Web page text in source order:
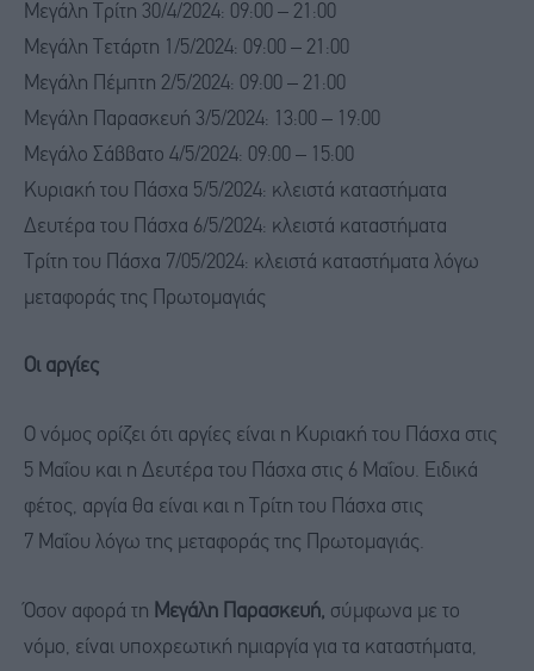
Μεγάλη Τρίτη 30/4/2024: 09:00 – 21:00
Μεγάλη Τετάρτη 1/5/2024: 09:00 – 21:00
Μεγάλη Πέμπτη 2/5/2024: 09:00 – 21:00
Μεγάλη Παρασκευή 3/5/2024: 13:00 – 19:00
Μεγάλο Σάββατο 4/5/2024: 09:00 – 15:00
Κυριακή του Πάσχα 5/5/2024: κλειστά καταστήματα
Δευτέρα του Πάσχα 6/5/2024: κλειστά καταστήματα
Τρίτη του Πάσχα 7/05/2024: κλειστά καταστήματα λόγω
μεταφοράς της Πρωτομαγιάς
Οι αργίες
Ο νόμος ορίζει ότι αργίες είναι η Κυριακή του Πάσχα στις
5 Μαΐου και η Δευτέρα του Πάσχα στις 6 Μαΐου. Ειδικά
φέτος, αργία θα είναι και η Τρίτη του Πάσχα στις
7 Μαΐου λόγω της μεταφοράς της Πρωτομαγιάς.
Όσον αφορά τη Μεγάλη Παρασκευή, σύμφωνα με το
νόμο, είναι υποχρεωτική ημιαργία για τα καταστήματα,